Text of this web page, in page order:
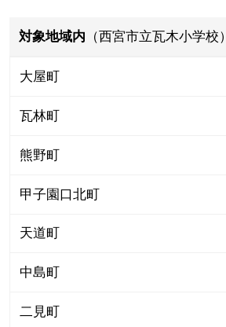
対象地域内 （西宮市立瓦木小学校）
大屋町
瓦林町
熊野町
甲子園口北町
天道町
中島町
二見町